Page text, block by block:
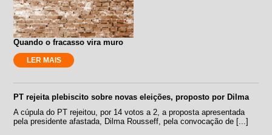
Quando o fracasso vira muro
LER MAIS
PT rejeita plebiscito sobre novas eleições, proposto por Dilma
A cúpula do PT rejeitou, por 14 votos a 2, a proposta apresentada
pela presidente afastada, Dilma Rousseff, pela convocação de [...]